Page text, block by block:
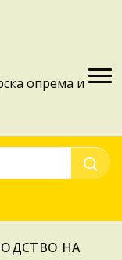
опрема и
НА